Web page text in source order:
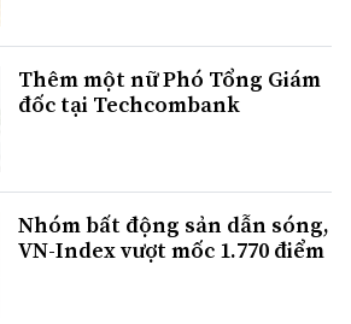
Thêm một nữ Phó Tổng Giám
đốc tại Techcombank
Nhóm bất động sản dẫn sóng,
VN-Index vượt mốc 1.770 điểm